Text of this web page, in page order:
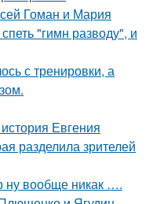
Гоман и Мария
"гимн разводу", и
с тренировки, а
Евгения
разделила зрителей
ну вообще никак ….